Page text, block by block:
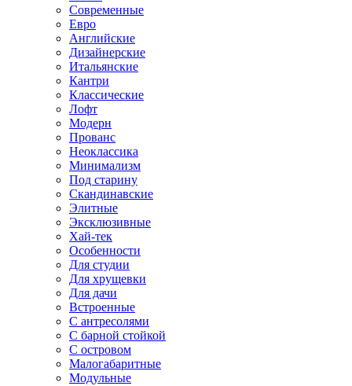
Современные
Евро
Английские
Дизайнерские
Итальянские
Кантри
Классические
Лофт
Модерн
Прованс
Неоклассика
Минимализм
Под старину
Скандинавские
Элитные
Эксклюзивные
Хай-тек
Особенности
Для студии
Для хрущевки
Для дачи
Встроенные
С антресолями
С барной стойкой
С островом
Малогабаритные
Модульные